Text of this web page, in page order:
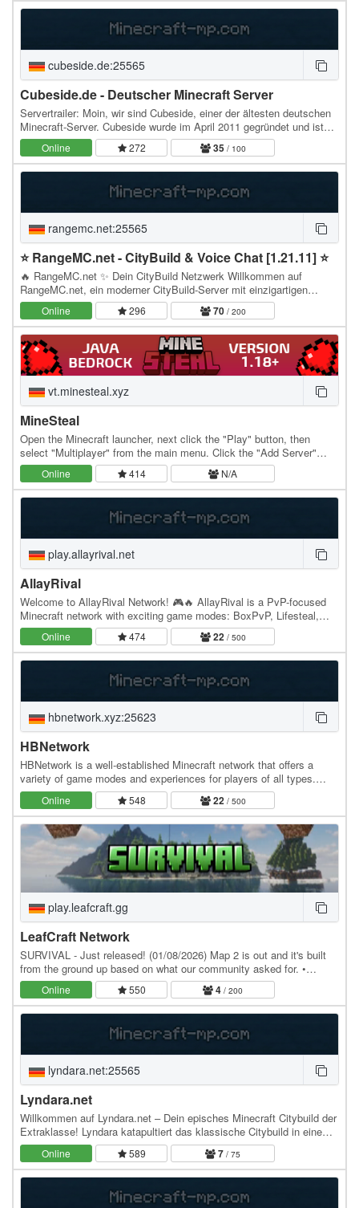
cubeside.de:25565
Cubeside.de - Deutscher Minecraft Server
Servertrailer: Moin, wir sind Cubeside, einer der ältesten deutschen
Minecraft-Server. Cubeside wurde im April 2011 gegründet und ist
seitdem ein fester Bestandteil der…
Online 272 35/ 100
rangemc.net:25565
⭐ RangeMC.net - CityBuild & Voice Chat [1.21.11] ⭐
🔥 RangeMC.net ✨ Dein CityBuild Netzwerk Willkommen auf
RangeMC.net, ein moderner CityBuild-Server mit einzigartigen
Features, aktiver Community und endlosen…
Online 296 70/ 200
vt.minesteal.xyz
MineSteal
Open the Minecraft launcher, next click the "Play" button, then
select "Multiplayer" from the main menu. Click the "Add Server"
button to open the server information…
Online 414 N/A
play.allayrival.net
AllayRival
Welcome to AllayRival Network! 🎮🔥 AllayRival is a PvP-focused
Minecraft network with exciting game modes: BoxPvP, Lifesteal,
Survival, Gens! We offer frequent updates,…
Online 474 22/ 500
hbnetwork.xyz:25623
HBNetwork
HBNetwork is a well-established Minecraft network that offers a
variety of game modes and experiences for players of all types.
Known for its strong community and…
Online 548 22 / 500
play.leafcraft.gg
LeafCraft Network
SURVIVAL - Just released! (01/08/2026) Map 2 is out and it's built
from the ground up based on what our community asked for. •
Custom items and gear progression • Custom…
Online 550 4 / 200
lyndara.net:25565
Lyndara.net
Willkommen auf Lyndara.net – Dein episches Minecraft Citybuild der
Extraklasse! Lyndara katapultiert das klassische Citybuild in eine
neue Dimension. Mit bahnbrechenden…
Online 589 7 / 75